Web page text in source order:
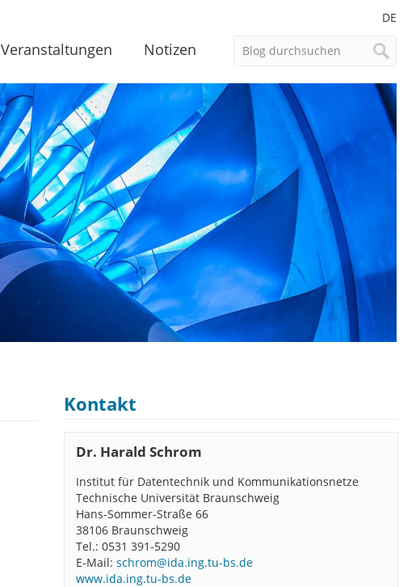
DE
Veranstaltungen Notizen
Kontakt
Dr. Harald Schrom
Institut für Datentechnik und Kommunikationsnetze
Technische Universität Braunschweig
Hans-Sommer-Straße 66
38106 Braunschweig
Tel.: 0531 391-5290
E-Mail:schrom@ida.ing.tu-bs.de
www.ida.ing.tu-bs.de